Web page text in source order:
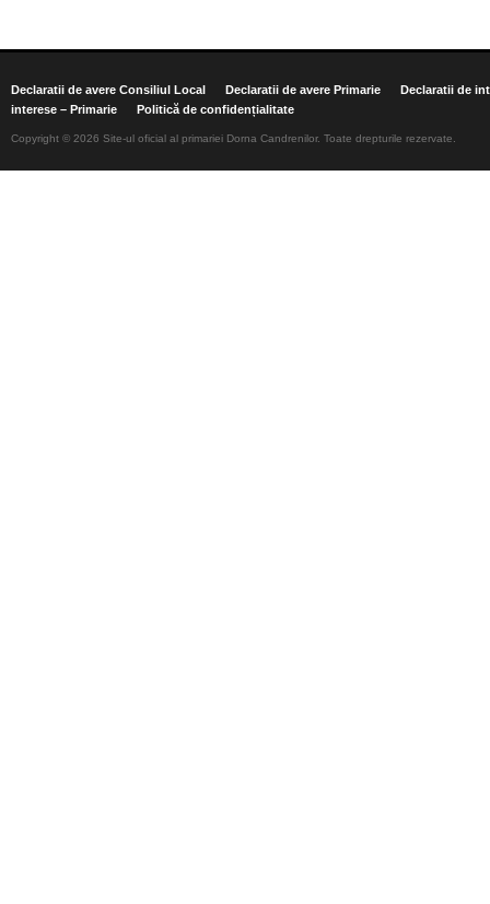
Declaratii de avere Consiliul Local Declaratii de avere Primarie
Declaratii de
interese – Primarie
Politică de confidențialitate
Copyright © 2026 Site-ul oficial al primariei Dorna Candrenilor. Toate drepturile rezervate.